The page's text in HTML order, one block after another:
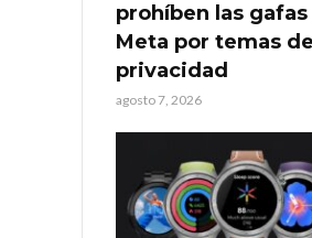
prohíben las gafas
Meta por temas de
privacidad
agosto 7, 2026